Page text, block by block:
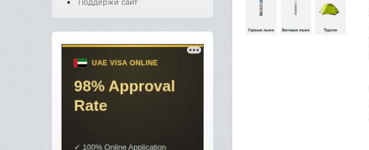
Поддержи сайт